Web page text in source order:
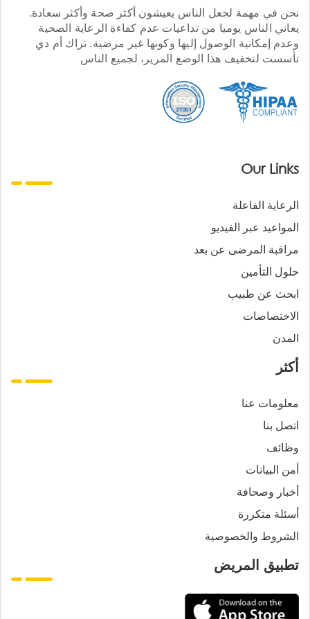
نحن في مهمة لجعل الناس يعيشون أكثر صحة وأكثر سعادة.
يعاني الناس يوميا من تداعيات عدم كفاءة الرعاية الصحية
وعدم إمكانية الوصول إليها وكونها غير مرضية. تراك أم دي
تأسست لتخفيف هذا الوضع المرير، لجميع الناس
Our Links
الرعاية الفاعلة
المواعيد عبر الفيديو
مراقبة المرضى عن بعد
حلول التأمين
ابحث عن طبيب
الاختصاصات
المدن
أكثر
معلومات عنا
اتصل بنا
وظائف
أمن البيانات
أخبار وصحافة
أسئلة متكررة
الشروط والخصوصية
تطبيق المريض